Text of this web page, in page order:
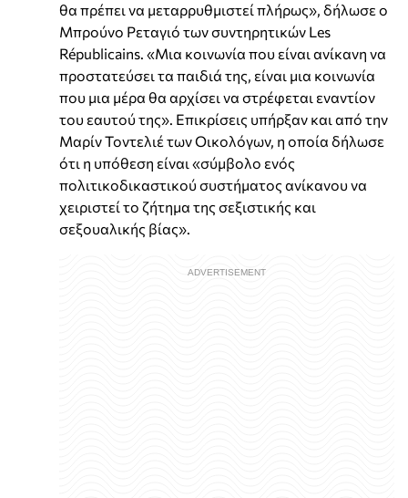
θα πρέπει να μεταρρυθμιστεί πλήρως», δήλωσε ο
Μπρούνο Ρεταγιό των συντηρητικών Les
Républicains. «Μια κοινωνία που είναι ανίκανη να
προστατεύσει τα παιδιά της, είναι μια κοινωνία
που μια μέρα θα αρχίσει να στρέφεται εναντίον
του εαυτού της». Επικρίσεις υπήρξαν και από την
Μαρίν Τοντελιέ των Οικολόγων, η οποία δήλωσε
ότι η υπόθεση είναι «σύμβολο ενός
πολιτικοδικαστικού συστήματος ανίκανου να
χειριστεί το ζήτημα της σεξιστικής και
σεξουαλικής βίας».